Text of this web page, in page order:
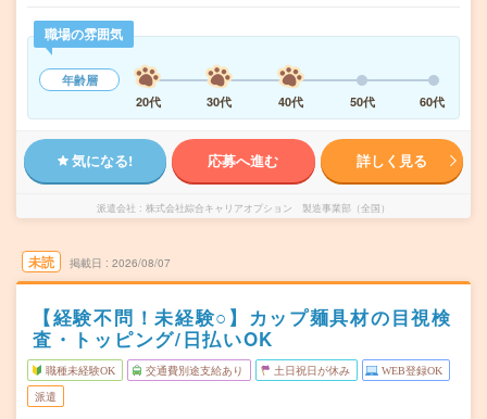
職場の雰囲気
年齢層
20代
30代 40代 50代 60代
気になる! 応募へ進む 詳しく見る
派遣会社 株式会社綜合キャリアオプション 製造事業部（全国）
未読 掲載日 2026/08/07
【経験不問！未経験○】カップ麺具材の目視検
査・トッピング/日払いOK
職種未経験OK 交通費別途支給あり 土日祝日が休み WEB登録OK
派遣